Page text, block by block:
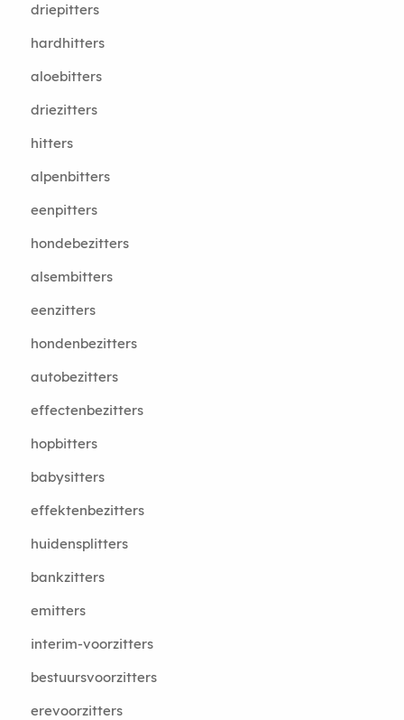
driepitters
hardhitters
aloebitters
driezitters
hitters
alpenbitters
eenpitters
hondebezitters
alsembitters
eenzitters
hondenbezitters
autobezitters
effectenbezitters
hopbitters
babysitters
effektenbezitters
huidensplitters
bankzitters
emitters
interim-voorzitters
bestuursvoorzitters
erevoorzitters